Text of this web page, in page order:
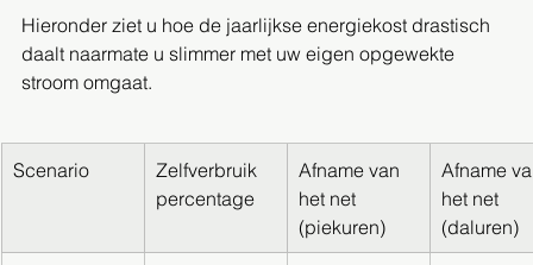
Hieronder ziet u hoe de jaarlijkse energiekost drastisch
daalt naarmate u slimmer met uw eigen opgewekte
stroom omgaat.
Scenario
Zelfverbruik
percentage
Afname van
het net
(piekuren)
Afname
het net
(daluren)